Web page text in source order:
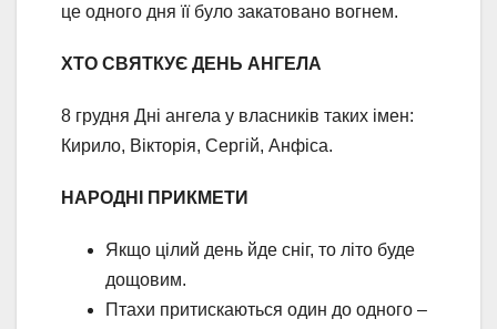
це одного дня її було закатовано вогнем.
ХТО СВЯТКУЄ ДЕНЬ АНГЕЛА
8 грудня Дні ангела у власників таких імен:
Кирило, Вікторія, Сергій, Анфіса.
НАРОДНІ ПРИКМЕТИ
Якщо цілий день йде сніг, то літо буде
дощовим.
Птахи притискаються один до одного –